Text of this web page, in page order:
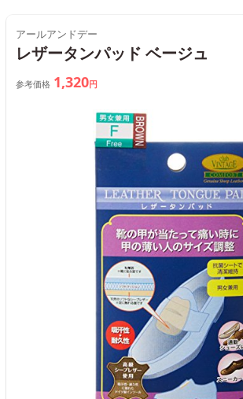
アールアンドデー
レザータンパッド ベージュ
参考価格 1,320円